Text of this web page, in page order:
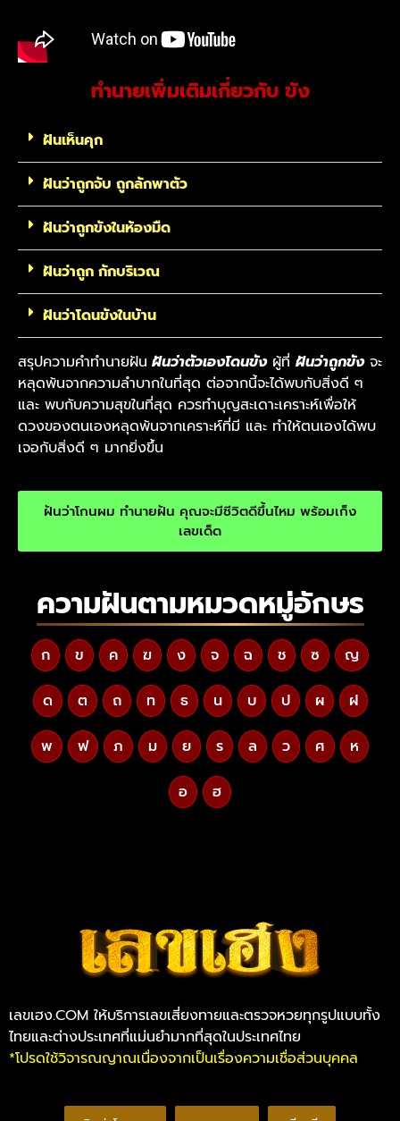
ทำนายเพิ่มเติมเกี่ยวกับ ขัง
ฝันเห็นคุก
ฝันว่าถูกจับ ถูกลักพาตัว
ฝันว่าถูกขังในห้องมืด
ฝันว่าถูก กักบริเวณ
ฝันว่าโดนขังในบ้าน
สรุปความคำทำนายฝัน ฝันว่าตัวเองโดนขังผู้ที่ ฝันว่าถูกขังจะ
หลุดพ้นจากความลำบากในที่สุด ต่อจากนี้จะได้พบกับสิ่งดี ๆ
และ พบกับความสุขในที่สุด ควรทำบุญสะเดาะเคราะห์เพื่อให้
ดวงของตนเองหลุดพ้นจากเคราะห์ที่มี และ ทำให้ตนเองได้พบ
เจอกับสิ่งดี ๆ มากยิ่งขึ้น
ฝันว่าโกนผม ทำนายฝัน คุณจะมีชีวิตดีขึ้นไหม พร้อมเก็ง
เลขเด็ด
ความฝันตามหมวดหมู่อักษร
ก ข ค ฆ ง จ ฉ ช ซ ญ
ด ต ถ ท ธ น บ ป ผ ฝ
พ ฟ ภ ม ย ร ล ว ศ ห
อ ฮ
เลขเฮง.COM ให้บริการเลขเสี่ยงทายและตรวจหวยทุกรูปแบบทั้ง
ไทยและต่างประเทศที่แม่นยำมากที่สุดในประเทศไทย
*โปรดใช้วิจารณญาณเนื่องจากเป็นเรื่องความเชื่อส่วนบุคคล